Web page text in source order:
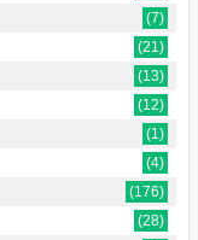
(7)
(21)
(13)
(12)
(1)
(4)
(176)
(28)